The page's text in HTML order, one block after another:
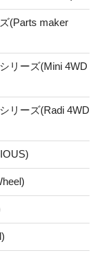
(Parts maker
リーズ(Mini 4WD
リーズ(Radi 4WD